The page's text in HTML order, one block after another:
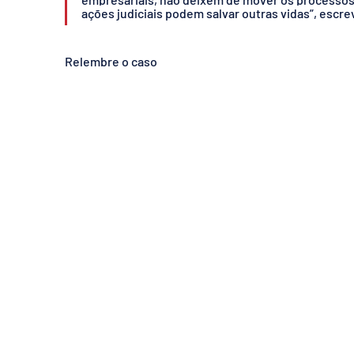
ações judiciais podem salvar outras vidas”,
Relembre o caso